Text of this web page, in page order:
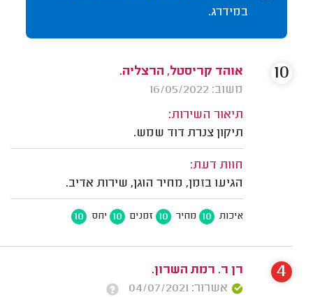
במידרג.
אוהד קריסטל, הרצליה.
משוב: 16/05/2022
תיאור השירות:
תיקון צנרת דוד שמש.
חוות דעת:
הגיעו בזמן, מחיר הוגן, שירות אדיב.
איכות 10 מחיר 10 זמנים 10 יחס 10
10
רן ר. רמת השרון.
אשרור: 04/07/2021
4